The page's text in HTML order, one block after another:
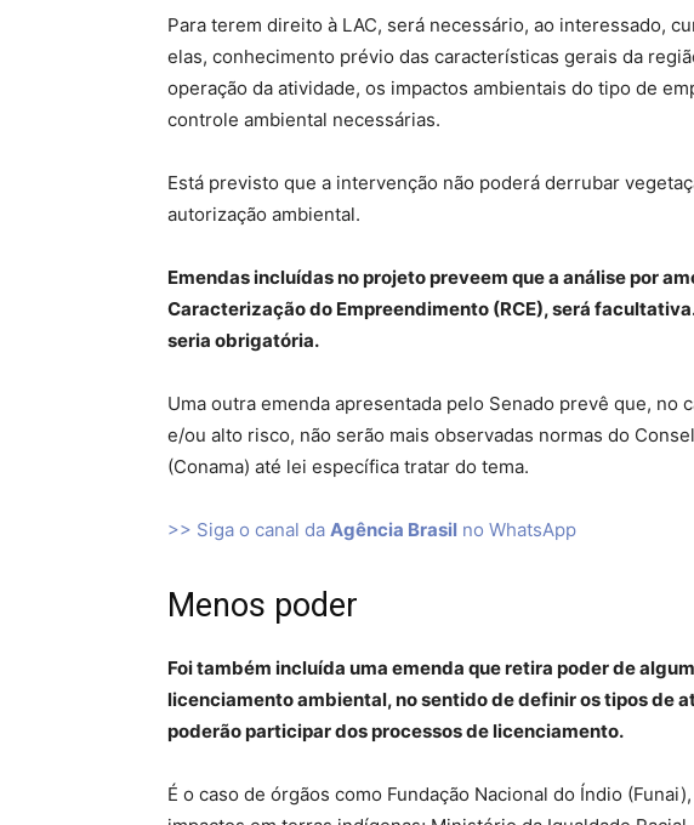
Para terem direito à LAC, será necessário, ao interessado,
elas, conhecimento prévio das características gerais da
operação da atividade, os impactos ambientais do tipo de
controle ambiental necessárias.
Está previsto que a intervenção não poderá derrubar
autorização ambiental.
Emendas incluídas no projeto preveem que a análise por
Caracterização do Empreendimento (RCE), será
seria obrigatória.
Uma outra emenda apresentada pelo Senado prevê que, no
e/ou alto risco, não serão mais observadas normas do
(Conama) até lei específica tratar do tema.
>> Siga o canal da Agência Brasil no WhatsApp
Menos poder
Foi também incluída uma emenda que retira poder de
licenciamento ambiental, no sentido de definir os tipos de
poderão participar dos processos de licenciamento.
É o caso de órgãos como Fundação Nacional do Índio